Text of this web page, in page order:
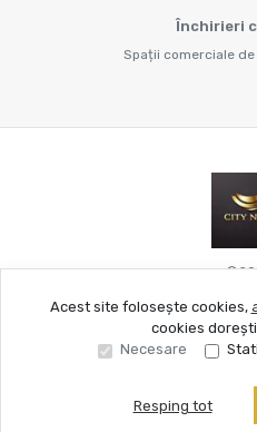
Sună acum
Închirieri
Spații comerciale
©
Site creat în
Acest site folosește cookies,
cookies
Necesare
Resping tot